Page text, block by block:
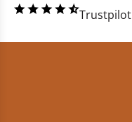
Trustpilot